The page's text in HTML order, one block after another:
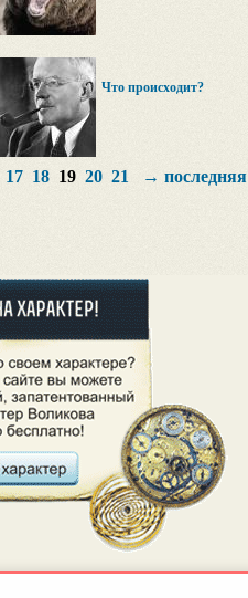
Что происходит?
17 18 19 20 21 → последняя